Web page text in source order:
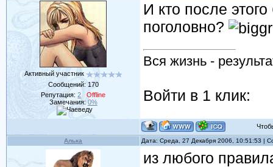
Активный участник
Сообщений: 170
Репутация:2
Offline
Замечания: 0%
И кто после
поголовно?
Вся жизнь -
Войти в 1 клик:
Алька Дата: Среда, 27 Декабря 2006, 10:51:53 |
из любого